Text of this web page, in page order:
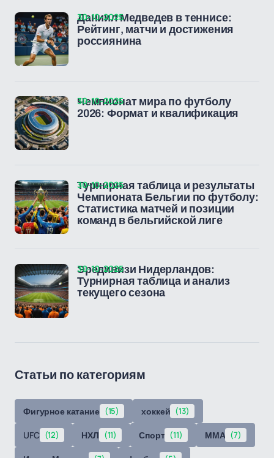
Даниил Медведев в теннисе:
Рейтинг, матчи и достижения
россиянина
30-10-2025
Чемпионат мира по футболу
2026: Формат и квалификация
30-10-2025
Турнирная таблица и результаты
Чемпионата Бельгии по футболу:
Статистика матчей и позиции
команд в бельгийской лиге
30-10-2025
Эредивизи Нидерландов:
Турнирная таблица и анализ
текущего сезона
30-10-2025
Статьи по категориям
Фигурное катание (15) хоккей (13)
UFC (12) НХЛ (11) Спорт (11) ММА (7)